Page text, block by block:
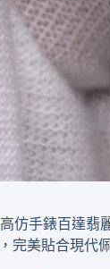
仿手錶百達翡
完美貼合現代